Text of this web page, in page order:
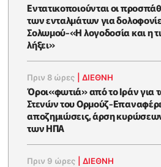
Εντατικοποιούνται οι
των ενταλμάτων για
Σολωμού-«Η λογοδοσία και η
λήξει»
Πριν 8 ώρες |ΔΙΕΘΝΗ
Όροι«φωτιά» από το Ιράν για
Στενών του Ορμούζ-
αποζημιώσεις, άρση
των ΗΠΑ
Πριν 9 ώρες |ΔΙΕΘΝΗ